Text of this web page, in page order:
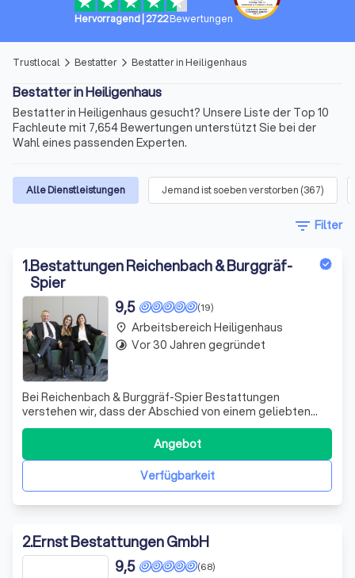
Hervorragend| 2722 Bewertungen
Trustlocal arrow_forward_ios Bestatter arrow_forward_ios Bestatter in Heiligenhaus
Bestatter in Heiligenhaus
Bestatter in Heiligenhaus gesucht? Unsere Liste der Top 10
Fachleute mit 7,654 Bewertungen unterstützt Sie bei der
Wahl eines passenden Experten.
Alle Dienstleistungen Jemand ist soeben verstorben (367)
filter_list Filter
1.Bestattungen Reichenbach & Burggräf-
Spier
(19)
9,5
Bei Reichenbach & Burggräf-Spier Bestattungen
verstehen wir, dass der Abschied von einem geliebten
Menschen eine zutiefst persönliche Angelegenheit ist.
Unser erfahrenes Team in Remscheid widmet sich mit
größter Sorgfalt und Respekt der Organisation von
Bestattungen, die den Wünschen der Verstorbene
Verfügbarkeit
Angebot
place Arbeitsbereich Heiligenhaus
timelapse Vor 30 Jahren gegründet
2.Ernst Bestattungen GmbH
(68)
9,5